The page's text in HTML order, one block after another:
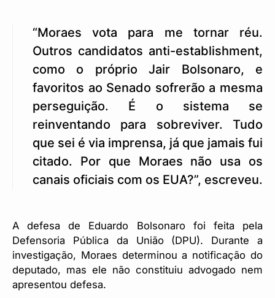
“Moraes vota para me tornar réu.
Outros candidatos anti-establishment,
como o próprio Jair Bolsonaro, e
favoritos ao Senado sofrerão a mesma
perseguição. É o sistema se
reinventando para sobreviver. Tudo
que sei é via imprensa, já que jamais fui
citado. Por que Moraes não usa os
canais oficiais com os EUA?”, escreveu.
A defesa de Eduardo Bolsonaro foi feita pela
Defensoria Pública da União (DPU). Durante a
investigação, Moraes determinou a notificação do
deputado, mas ele não constituiu advogado nem
apresentou defesa.